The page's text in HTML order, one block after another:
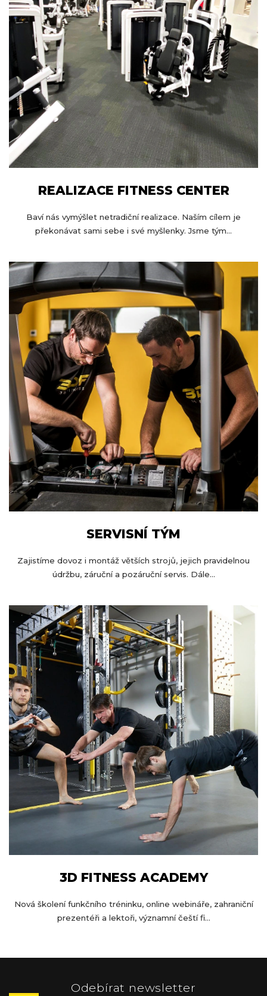
k
y
s
u
REALIZACE FITNESS CENTER
Baví nás vymýšlet netradiční realizace. Naším cílem je
překonávat sami sebe i své myšlenky. Jsme tým...
SERVISNÍ TÝM
Zajistíme dovoz i montáž větších strojů, jejich pravidelnou
údržbu, záruční a pozáruční servis. Dále...
3D FITNESS ACADEMY
Nová školení funkčního tréninku, online webináře, zahraniční
prezentéři a lektoři, významní čeští fi...
Z
Odebírat newsletter